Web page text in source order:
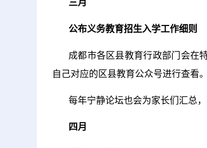
三月
公布义务教育招生入学工作细则
成都市各区县教育行政部门会在
自己对应的区县教育公众号进行查看。
每年宁静论坛也会为家长们汇总
四月